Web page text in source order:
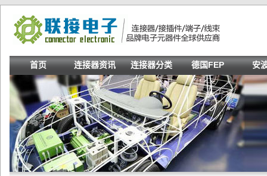
首页 连接器资讯 连接器分类 德国FEP 安